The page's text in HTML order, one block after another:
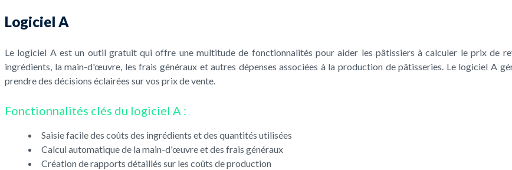
Logiciel A
Le logiciel A est un outil gratuit qui offre une multitude de fonctionnalités pour aider les pâtissiers à calculer le prix de
ingrédients, la main-d'œuvre, les frais généraux et autres dépenses associées à la production de pâtisseries. Le logiciel A
prendre des décisions éclairées sur vos prix de vente.
Fonctionnalités clés du logiciel A :
Saisie facile des coûts des ingrédients et des quantités utilisées
Calcul automatique de la main-d'œuvre et des frais généraux
Création de rapports détaillés sur les coûts de production